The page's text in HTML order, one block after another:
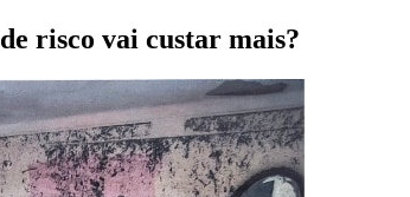
risco vai custar mais?